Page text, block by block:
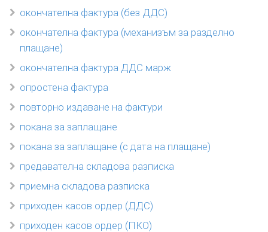
окончателна фактура (без ДДС)
окончателна фактура (механизъм за разделно
плащане)
окончателна фактура ДДС марж
опростена фактура
повторно издаване на фактури
покана за заплащане
покана за заплащане (с дата на плащане)
предавателна складова разписка
приемна складова разписка
приходен касов ордер (ДДС)
приходен касов ордер (ПКО)